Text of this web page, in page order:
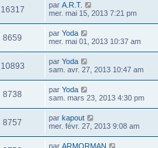
16317 par A.R.T.
mer. mai 15, 2013 7:21 pm
8659 par Yoda
mer. mai 01, 2013 10:37 am
10893 par Yoda
sam. avr. 27, 2013 10:47 am
8738 par Yoda
sam. mars 23, 2013 4:30 pm
8757 par kapout
mer. févr. 27, 2013 9:08 am
par ARMORMAN